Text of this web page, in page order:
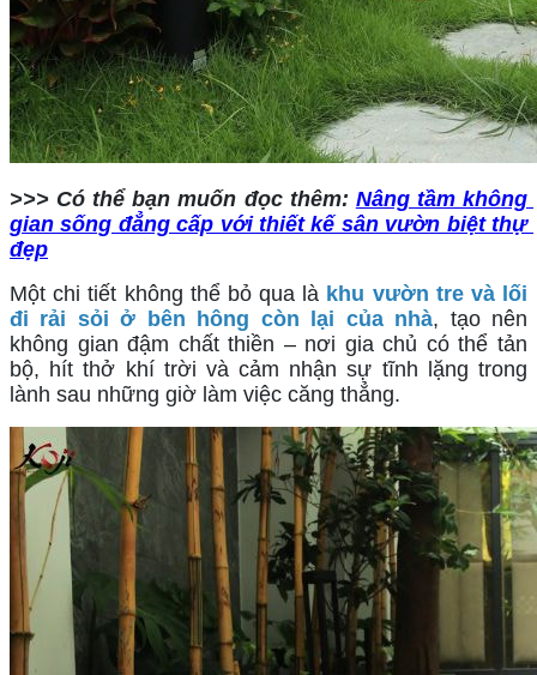
>>> Có thể bạn muốn đọc thêm: Nâng tầm không
gian sống đẳng cấp với thiết kế sân vườn biệt thự
đẹp
Một chi tiết không thể bỏ qua là khu vườn tre và lối
đi rải sỏi ở bên hông còn lại của nhà, tạo nên
không gian đậm chất thiền – nơi gia chủ có thể tản
bộ, hít thở khí trời và cảm nhận sự tĩnh lặng trong
lành sau những giờ làm việc căng thẳng.